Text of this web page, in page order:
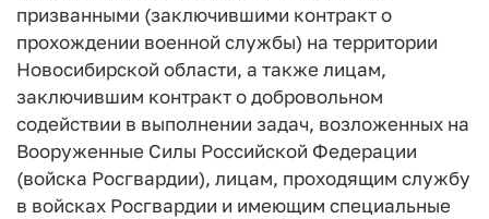
призванными (заключившими контракт о
прохождении военной службы) на территории
Новосибирской области, а также лицам,
заключившим контракт о добровольном
содействии в выполнении задач, возложенных на
Вооруженные Силы Российской Федерации
(войска Росгвардии), лицам, проходящим службу
в войсках Росгвардии и имеющим специальные